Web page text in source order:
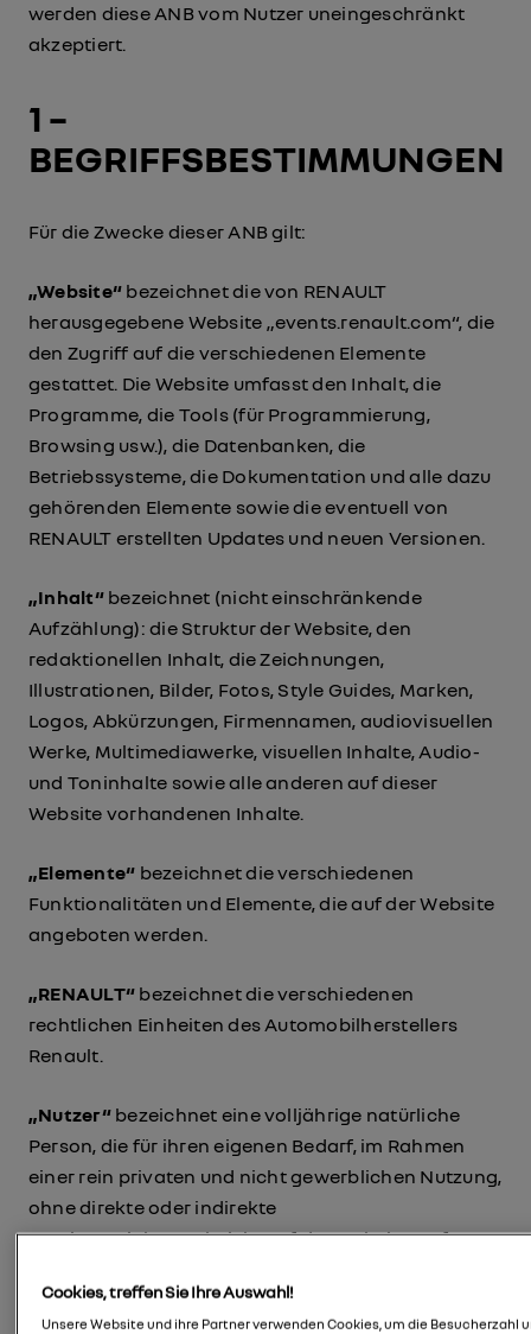
werden diese ANB vom Nutzer uneingeschränkt
akzeptiert.
1 –
BEGRIFFSBESTIMMUNGEN
Für die Zwecke dieser ANB gilt:
„Website“ bezeichnet die von RENAULT
herausgegebene Website „events.renault.com“, die
den Zugriff auf die verschiedenen Elemente
gestattet. Die Website umfasst den Inhalt, die
Programme, die Tools (für Programmierung,
Browsing usw.), die Datenbanken, die
Betriebssysteme, die Dokumentation und alle dazu
gehörenden Elemente sowie die eventuell von
RENAULT erstellten Updates und neuen Versionen.
„Inhalt“bezeichnet (nicht einschränkende
Aufzählung): die Struktur der Website, den
redaktionellen Inhalt, die Zeichnungen,
Illustrationen, Bilder, Fotos, Style Guides, Marken,
Logos, Abkürzungen, Firmennamen, audiovisuellen
Werke, Multimediawerke, visuellen Inhalte, Audio-
und Toninhalte sowie alle anderen auf dieser
Website vorhandenen Inhalte.
„Elemente“ bezeichnet die verschiedenen
Funktionalitäten und Elemente, die auf der Website
angeboten werden.
„RENAULT“ bezeichnet die verschiedenen
rechtlichen Einheiten des Automobilherstellers
Renault.
„Nutzer“bezeichnet eine volljährige natürliche
Person, die für ihren eigenen Bedarf, im Rahmen
einer rein privaten und nicht gewerblichen Nutzung,
ohne direkte oder indirekte
Gewinnerzielungsabsicht auf der Website surft.
Cookies, treffen Sie Ihre Auswahl!
Unsere Website und ihre Partner verwenden Cookies, um die Besucherzahl